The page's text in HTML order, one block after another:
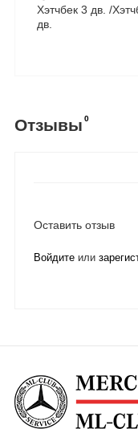
Хэтчбек 3 дв. /
дв.
Отзывы 0
Оставить отзыв
Войдитеили